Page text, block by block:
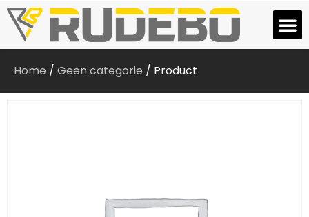
Home / Geen categorie / Product